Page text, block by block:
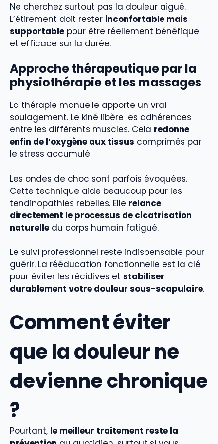
Ne cherchez surtout pas la douleur aiguë.
L’étirement doit rester inconfortable mais
supportable pour être réellement bénéfique
et efficace sur la durée.
Approche thérapeutique par la
physiothérapie et les massages
La thérapie manuelle apporte un vrai
soulagement. Le kiné libère les adhérences
entre les différents muscles. Cela redonne
enfin de l’oxygène aux tissus comprimés par
le stress accumulé.
Les ondes de choc sont parfois évoquées.
Cette technique aide beaucoup pour les
tendinopathies rebelles. Elle relance
directement le processus de cicatrisation
naturelle du corps humain fatigué.
Le suivi professionnel reste indispensable pour
guérir. La rééducation fonctionnelle est la clé
pour éviter les récidives et stabiliser
durablement votre douleur sous-scapulaire.
Comment éviter
que la douleur ne
devienne chronique
?
Pourtant, le meilleur traitement reste la